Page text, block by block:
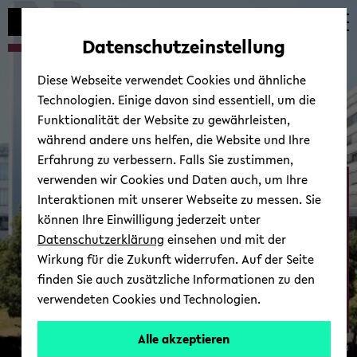
Automatische
vermeiden
zum
wechseln
zum
wechseln
zum
wechseln
Ab­tei­lung Psy­cho­lo­gie
© Uni­ver­si­tät Bie­le­feld
Datenschutzeinstellung
Diese Webseite verwendet Cookies und ähnliche
Technologien. Einige davon sind essentiell, um die
Funktionalität der Website zu gewährleisten,
während andere uns helfen, die Website und Ihre
Erfahrung zu verbessern. Falls Sie zustimmen,
verwenden wir Cookies und Daten auch, um Ihre
Interaktionen mit unserer Webseite zu messen. Sie
können Ihre Einwilligung jederzeit unter
Datenschutzerklärung einsehen und mit der
Wirkung für die Zukunft widerrufen. Auf der Seite
finden Sie auch zusätzliche Informationen zu den
verwendeten Cookies und Technologien.
Alle akzeptieren